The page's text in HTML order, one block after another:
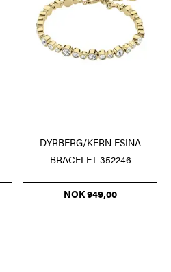
DYRBERG/KERN ESINA
BRACELET 352246
NOK 949,00